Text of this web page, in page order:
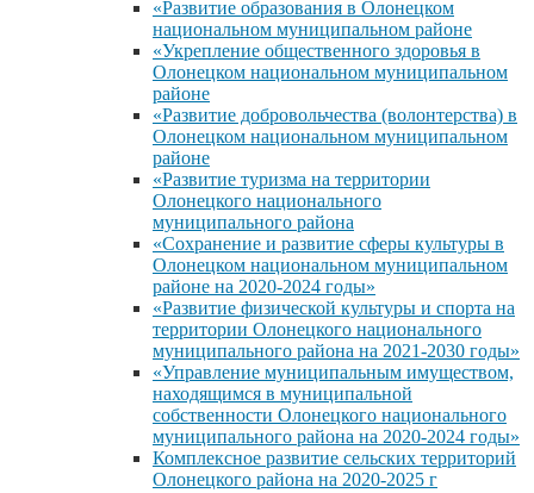
«Развитие образования в Олонецком
национальном муниципальном районе
«Укрепление общественного здоровья в
Олонецком национальном муниципальном
районе
«Развитие добровольчества (волонтерства) в
Олонецком национальном муниципальном
районе
«Развитие туризма на территории
Олонецкого национального
муниципального района
«Сохранение и развитие сферы культуры в
Олонецком национальном муниципальном
районе на 2020-2024 годы»
«Развитие физической культуры и спорта на
территории Олонецкого национального
муниципального района на 2021-2030 годы»
«Управление муниципальным имуществом,
находящимся в муниципальной
собственности Олонецкого национального
муниципального района на 2020-2024 годы»
Комплексное развитие сельских территорий
Олонецкого района на 2020-2025 г